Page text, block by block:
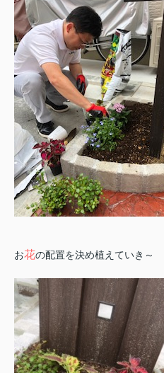
お花の配置を決め植えていき～